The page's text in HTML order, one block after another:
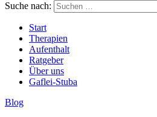
Suche nach:
Start
Therapien
Aufenthalt
Ratgeber
Über uns
Gaflei-Stuba
Blog